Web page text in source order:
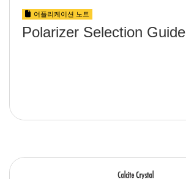
어플리케이션 노트
Polarizer Selection Guide